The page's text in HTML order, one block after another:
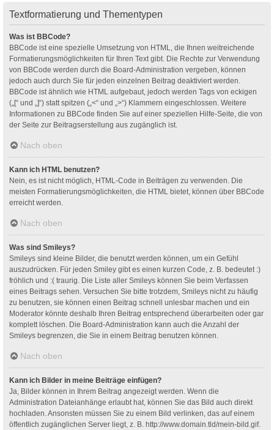
Textformatierung und Thementypen
Was ist BBCode?
BBCode ist eine spezielle Umsetzung von HTML, die Ihnen weitreichende
Formatierungsmöglichkeiten für Ihren Text gibt. Die Rechte zur Verwendung
von BBCode werden durch die Board-Administration vergeben, können
jedoch auch durch Sie für jeden einzelnen Beitrag deaktiviert werden.
BBCode ist ähnlich wie HTML aufgebaut, jedoch werden Tags von eckigen
(„[“ und „]“) statt spitzen („<“ und „>“) Klammern eingeschlossen. Weitere
Informationen zu BBCode finden Sie auf einer speziellen Hilfe-Seite, die von
der Seite zur Beitragserstellung aus zugänglich ist.
Nach oben
Kann ich HTML benutzen?
Nein, es ist nicht möglich, HTML-Code in Beiträgen zu verwenden. Die
meisten Formatierungsmöglichkeiten, die HTML bietet, können über BBCode
erreicht werden.
Nach oben
Was sind Smileys?
Smileys sind kleine Bilder, die benutzt werden können, um ein Gefühl
auszudrücken. Für jeden Smiley gibt es einen kurzen Code, z. B. bedeutet :)
fröhlich und :( traurig. Die Liste aller Smileys können Sie beim Verfassen
eines Beitrags sehen. Versuchen Sie bitte trotzdem, Smileys nicht zu häufig
zu benutzen, sie können einen Beitrag schnell unlesbar machen und ein
Moderator könnte deshalb Ihren Beitrag entsprechend überarbeiten oder gar
komplett löschen. Die Board-Administration kann auch die Anzahl der
Smileys begrenzen, die Sie in einem Beitrag benutzen können.
Nach oben
Kann ich Bilder in meine Beiträge einfügen?
Ja, Bilder können in Ihrem Beitrag angezeigt werden. Wenn die
Administration Dateianhänge erlaubt hat, können Sie das Bild auch direkt
hochladen. Ansonsten müssen Sie zu einem Bild verlinken, das auf einem
öffentlich zugänglichen Server liegt, z. B. http://www.domain.tld/mein-bild.gif.